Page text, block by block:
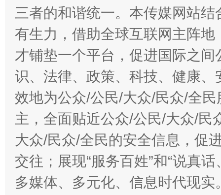
三者的和谐统一。本传媒网站
有生力，借助全球互联网主阵
才铺垫一个平台，促进国际之
识、法律、政策、科技、健康
效地为公众/公民/大众/民众/全
主，全面贴近公众/公民/大众/民
大众/民众/全民的安全信息，促
交往；展现“服务百姓”和“说真
多媒体、多元化、信息时代现实